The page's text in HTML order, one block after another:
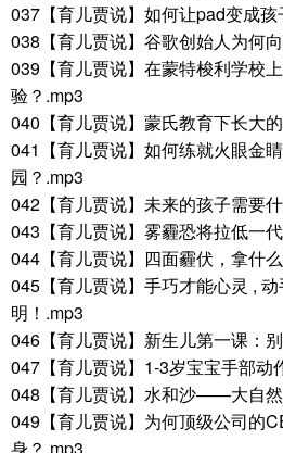
037【育儿贾说】如何让pad变成
038【育儿贾说】谷歌创始人为何
039【育儿贾说】在蒙特梭利学校
验？.mp3
040【育儿贾说】蒙氏教育下长大
041【育儿贾说】如何练就火眼金
园？.mp3
042【育儿贾说】未来的孩子需要
043【育儿贾说】雾霾恐将拉低一
044【育儿贾说】四面霾伏，拿什
045【育儿贾说】手巧才能心灵 ,
明！.mp3
046【育儿贾说】新生儿第一课：
047【育儿贾说】1-3岁宝宝手部动
048【育儿贾说】水和沙——大自
049【育儿贾说】为何顶级公司的